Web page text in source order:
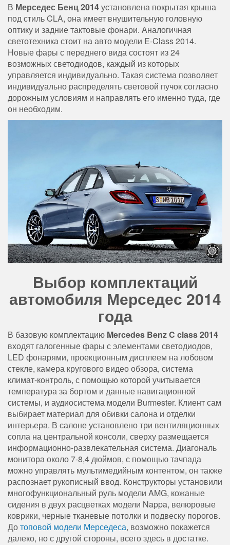
В Мерседес Бенц 2014установлена покрытая крыша
под стиль CLA, она имеет внушительную головную
оптику и задние тактовые фонари. Аналогичная
светотехника стоит на авто модели E-Class 2014.
Новые фары с переднего вида состоят из 24
возможных светодиодов, каждый из которых
управляется индивидуально. Такая система позволяет
индивидуально распределять световой пучок согласно
дорожным условиям и направлять его именно туда, где
он необходим.
Выбор комплектаций
автомобиля Мерседес 2014
года
В базовую комплектацию Mercedes Benz C class 2014
входят галогенные фары с элементами светодиодов,
LED фонарями, проекционным дисплеем на лобовом
стекле, камера кругового видео обзора, система
климат-контроль, с помощью которой учитывается
температура за бортом и данные навигационной
системы, и аудиосистема модели Burmester. Клиент сам
выбирает материал для обивки салона и отделки
интерьера. В салоне установлено три вентиляционных
сопла на центральной консоли, сверху размещается
информационно-развлекательная система. Диагональ
монитора около 7-8,4 дюймов, с помощью тачпада
можно управлять мультимедийным контентом, он также
распознает рукописный ввод. Конструкторы установили
многофункциональный руль модели AMG, кожаные
сидения в двух расцветках модели Nappa, велюровые
коврики, черные тканевые потолки и подвеску порогов.
Дотоповой модели Мерседеса, возможно покажется
далеко, но с другой стороны, всего здесь в достатке.